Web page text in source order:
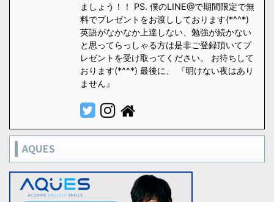
ましょう！！ PS. 僕のLINE@で期間限定で無
料でプレゼントをお渡ししております(*^^*)
英語がなかなか上達しない、勉強が続かない
と思ってらっしゃる方は是非ご登録頂いてプ
レゼントを受け取ってください。 お待ちして
おります(*^^*) 最後に、 『明けない夜はあり
ません』
AQUES